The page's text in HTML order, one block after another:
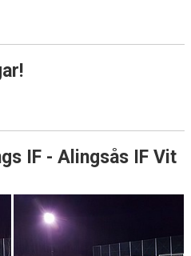
IF - Alingsås IF Vit